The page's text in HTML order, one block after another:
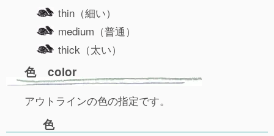
thin（細い）
medium（普通）
thick（太い）
色 color
アウトラインの色の指定です。
色